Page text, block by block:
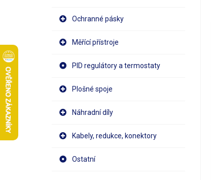
Ochranné pásky
Měřící přístroje
PID regulátory a termostaty
Plošné spoje
Náhradní díly
Kabely, redukce, konektory
Ostatní